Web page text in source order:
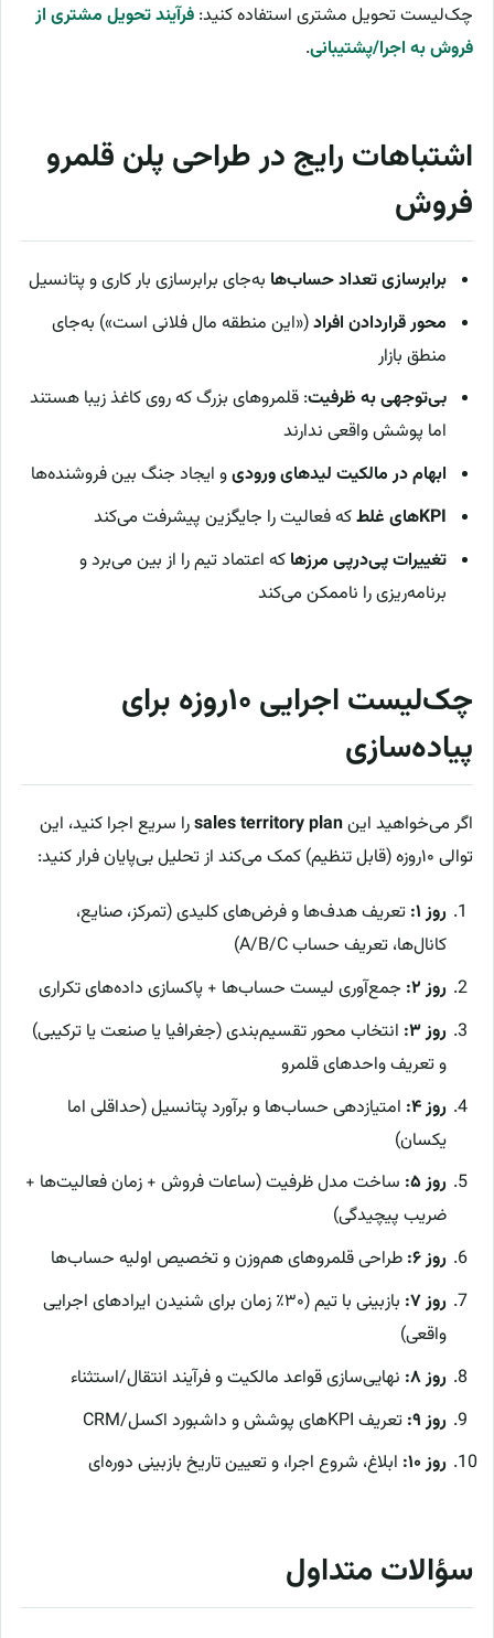
چک‌لیست تحویل مشتری استفاده کنید: فرآیند تحویل مشتری از
فروش به اجرا/پشتیبانی.
اشتباهات رایج در طراحی پلن قلمرو
فروش
برابرسازی تعداد حساب‌ها به‌جای برابرسازی بار کاری و پتانسیل
محور قراردادن افراد(«این منطقه مال فلانی است») به‌جای
منطق بازار
بی‌توجهی به ظرفیت: قلمروهای بزرگ که روی کاغذ زیبا هستند
اما پوشش واقعی ندارند
ابهام در مالکیت لیدهای ورودیو ایجاد جنگ بین فروشنده‌ها
KPIهای غلط
که فعالیت را جایگزین پیشرفت می‌کند
تغییرات پی‌درپی مرزها که اعتماد تیم را از بین می‌برد و
برنامه‌ریزی را ناممکن می‌کند
چک‌لیست اجرایی ۱۰روزه برای
پیاده‌سازی
اگر می‌خواهید اینsales territory planرا سریع اجرا کنید، این
توالی ۱۰روزه (قابل تنظیم) کمک می‌کند از تحلیل بی‌پایان فرار کنید:
روز ۱:
تعریف هدف‌ها و فرض‌های کلیدی (تمرکز، صنایع،
کانال‌ها، تعریف حساب A/B/C)
روز ۲:
جمع‌آوری لیست حساب‌ها + پاکسازی داده‌های تکراری
روز ۳:
انتخاب محور تقسیم‌بندی (جغرافیا یا صنعت یا ترکیبی)
و تعریف واحدهای قلمرو
روز ۴:
امتیازدهی حساب‌ها و برآورد پتانسیل (حداقلی اما
یکسان)
روز ۵:
ساخت مدل ظرفیت (ساعات فروش + زمان فعالیت‌ها +
ضریب پیچیدگی)
روز ۶:
طراحی قلمروهای هم‌وزن و تخصیص اولیه حساب‌ها
روز ۷:
بازبینی با تیم (۳۰٪ زمان برای شنیدن ایرادهای اجرایی
واقعی)
روز ۸:
نهایی‌سازی قواعد مالکیت و فرآیند انتقال/استثناء
روز ۹:
تعریف KPIهای پوشش و داشبورد اکسل/CRM
روز ۱۰:
ابلاغ، شروع اجرا، و تعیین تاریخ بازبینی دوره‌ای
سؤالات متداول